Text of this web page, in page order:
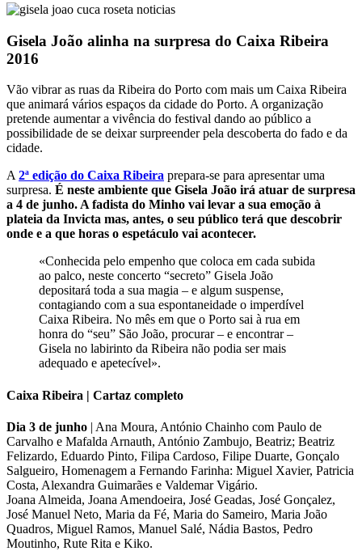
Gisela João alinha na surpresa do Caixa Ribeira
2016
Vão vibrar as ruas da Ribeira do Porto com mais um Caixa Ribeira
que animará vários espaços da cidade do Porto. A organização
pretende aumentar a vivência do festival dando ao público a
possibilidade de se deixar surpreender pela descoberta do fado e da
cidade.
A 2ª edição do Caixa Ribeira prepara-se para apresentar uma
surpresa. É neste ambiente que Gisela João irá atuar de surpresa
a 4 de junho. A fadista do Minho vai levar a sua emoção à
plateia da Invicta mas, antes, o seu público terá que descobrir
onde e a que horas o espetáculo vai acontecer.
«Conhecida pelo empenho que coloca em cada subida
ao palco, neste concerto “secreto” Gisela João
depositará toda a sua magia – e algum suspense,
contagiando com a sua espontaneidade o imperdível
Caixa Ribeira. No mês em que o Porto sai à rua em
honra do “seu” São João, procurar – e encontrar –
Gisela no labirinto da Ribeira não podia ser mais
adequado e apetecível».
Caixa Ribeira | Cartaz completo
Dia 3 de junho | Ana Moura, António Chainho com Paulo de
Carvalho e Mafalda Arnauth, António Zambujo, Beatriz; Beatriz
Felizardo, Eduardo Pinto, Filipa Cardoso, Filipe Duarte, Gonçalo
Salgueiro, Homenagem a Fernando Farinha: Miguel Xavier, Patricia
Costa, Alexandra Guimarães e Valdemar Vigário.
Joana Almeida, Joana Amendoeira, José Geadas, José Gonçalez,
José Manuel Neto, Maria da Fé, Maria do Sameiro, Maria João
Quadros, Miguel Ramos, Manuel Salé, Nádia Bastos, Pedro
Moutinho, Rute Rita e Kiko.